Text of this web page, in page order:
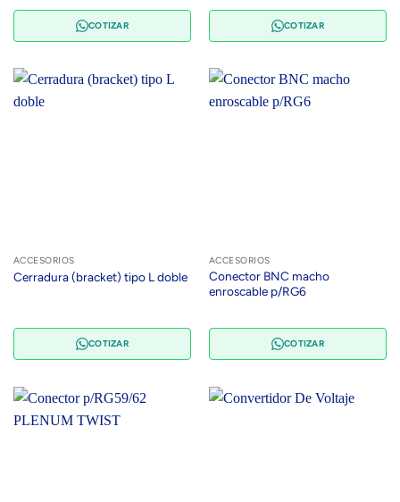
COTIZAR COTIZAR
ACCESORIOS
Cerradura (bracket) tipo L doble
COTIZAR
ACCESORIOS
Conector BNC macho
enroscable p/RG6
COTIZAR